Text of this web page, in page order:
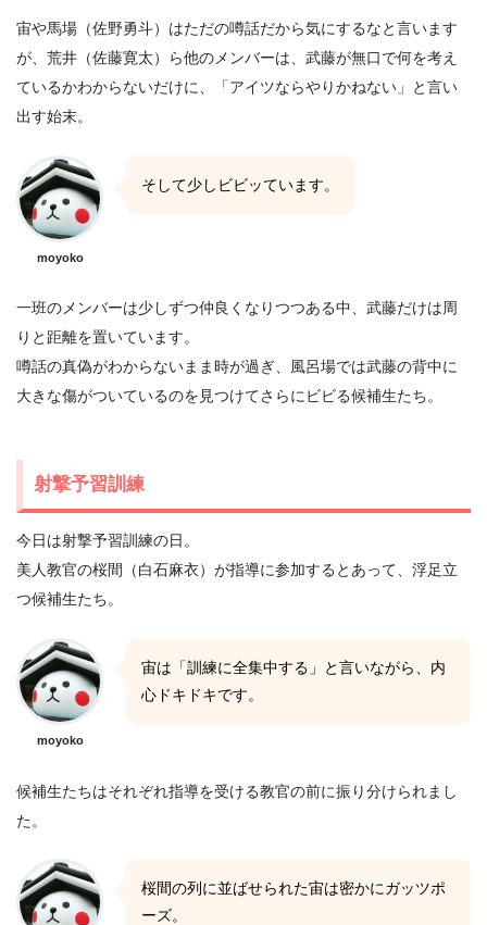
宙や馬場（佐野勇斗）はただの噂話だから気にするなと言います
が、荒井（佐藤寛太）ら他のメンバーは、武藤が無口で何を考え
ているかわからないだけに、「アイツならやりかねない」と言い
出す始末。
moyoko
そして少しビビッています。
一班のメンバーは少しずつ仲良くなりつつある中、武藤だけは周
りと距離を置いています。
噂話の真偽がわからないまま時が過ぎ、風呂場では武藤の背中に
大きな傷がついているのを見つけてさらにビビる候補生たち。
射撃予習訓練
今日は射撃予習訓練の日。
美人教官の桜間（白石麻衣）が指導に参加するとあって、浮足立
つ候補生たち。
moyoko
宙は「訓練に全集中する」と言いながら、内
心ドキドキです。
候補生たちはそれぞれ指導を受ける教官の前に振り分けられまし
た。
桜間の列に並ばせられた宙は密かにガッツポ
ーズ。